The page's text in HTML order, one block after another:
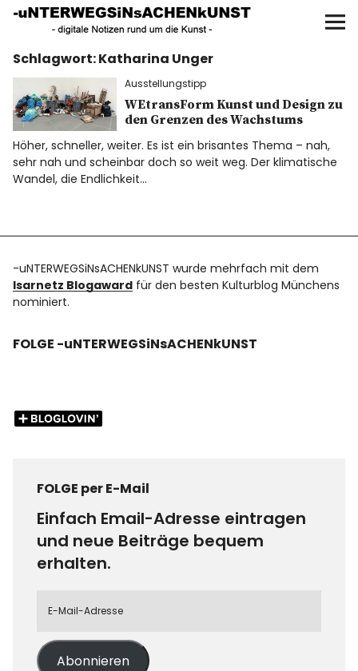
UNTERWEGS IN SACHEN
KUNST
Start
AKTUELLE AUSSTELLUNGEN
KUNSTSPAZIERGÄNGE
UNSER BUCH
Schlagwort:Katharina Unger
Ausstellungstipp
WEtransForm Kunst und Design zu
den Grenzen des Wachstums
Höher, schneller, weiter. Es ist ein brisantes Thema – nah,
sehr nah und scheinbar doch so weit weg. Der klimatische
Wandel, die Endlichkeit…
-uNTERWEGSiNsACHENkUNST wurde mehrfach mit dem
Isarnetz Blogaward für den besten Kulturblog Münchens
nominiert.
FOLGE -uNTERWEGSiNsACHENkUNST
FOLGE per E-Mail
Einfach Email-Adresse eintragen
und neue Beiträge bequem
erhalten.
Abonnieren